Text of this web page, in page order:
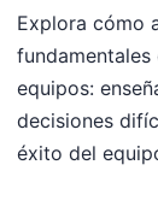
Explora cómo
equipos:
decisiones
éxito del